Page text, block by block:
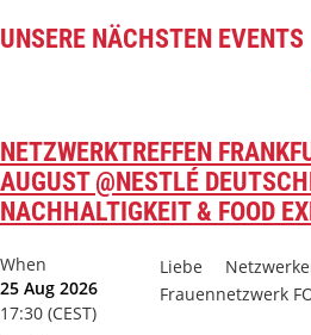
UNSERE NÄCHSTEN EVENTS
NETZWERKTREFFEN
AUGUST @NESTLÉ
NACHHALTIGKEIT & FOOD
When
25 Aug 2026
17:30 (CEST)
Liebe
Frauennetzwerk